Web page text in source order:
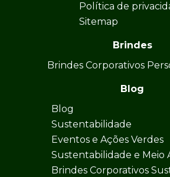
Política de
Sitemap
Brindes
Brindes Corporativos
Blog
Blog
Sustentabilidade
Eventos e Ações Verdes
Sustentabilidade e Meio
Brindes Corporativos